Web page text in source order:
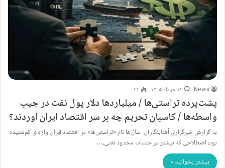
News ۱۲ مرداد ۱۴۰۵ ۱۱
پشت‌پرده تراستی‌ها / میلیاردها دلار پول نفت در جیب
واسطه‌ها / کاسبان تحریم چه بر سر اقتصاد ایران آوردند؟
به گزارش خبرگزاری آفتابنگاران، سال‌ها نام «تراستی‌ها» در اقتصاد ایران واژه‌ای کم‌شنیده
بود؛ اصطلاحی که بیشتر در جلسات محدود نفتی،…
بیشتر بخوانید »